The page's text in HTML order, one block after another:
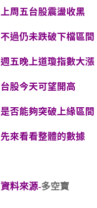
上周五台股震盪收黑
不過仍未跌破下檔區間
週五晚上道瓊指數大漲
台股今天可望開高
是否能夠突破上緣區間
先來看看整體的數據
資料來源-多空寶